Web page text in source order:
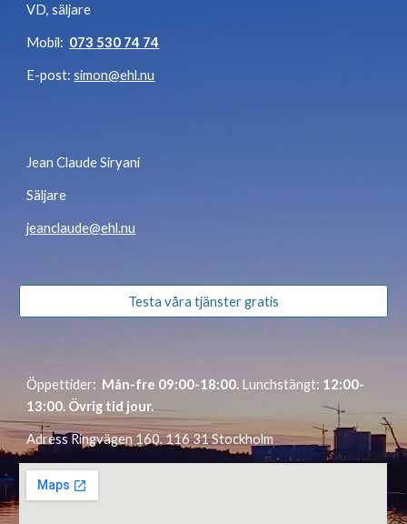
VD, säljare
Mobil: 073 530 74 74
E-post:simon@ehl.nu
Jean Claude Siryani
Säljare
jeanclaude@ehl.nu
Testa våra tjänster gratis
Öppettider: Mån-fre 09:00-18:00. Lunchstängt: 12:00-
13:00. Övrig tid jour.
Adress Ringvägen 160, 116 31 Stockholm